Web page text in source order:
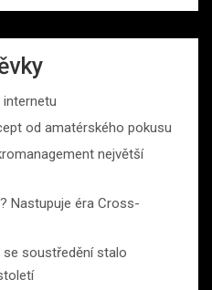
od amatérského pokusu
největší
Nastupuje éra Cross-
soustředění stalo